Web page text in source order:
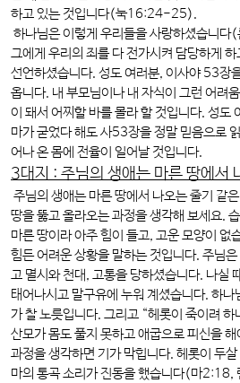
하고 있는 것입니다(눅16:24-25).
하나님은 이렇게 우리들을 사랑하셨습니
그에게 우리의 죄를 다 전가시켜 담당하게
선언하셨습니다. 성도 여러분, 이사야 53장
옵니다. 내 부모님이나 내 자식이 그런 어려
이 돼서 어찌할 바를 몰라 할 것입니다. 성도
마가 굳었다 해도 사53장을 정말 믿음으로
어나 온 몸에 전율이 일어날 것입니다.
3대지 : 주님의 생애는 마른 땅에서
주님의 생애는 마른 땅에서 나오는 줄기 같
땅을 뚫고 올라오는 과정을 생각해 보세요.
마른 땅이라 아주 힘이 들고, 고운 모양이 없
힘든 어려운 상황을 말하는 것입니다. 주님
고 멸시와 천대, 고통을 당하셨습니다. 나실
태어나시고 말구유에 누워 계셨습니다. 하나
가 찰 노릇입니다. 그리고 “헤롯이 죽이려 하
산모가 몸도 풀지 못하고 애굽으로 피신을
과정을 생각하면 기가 막힙니다. 헤롯이 두
마의 통곡 소리가 진동을 했습니다(마